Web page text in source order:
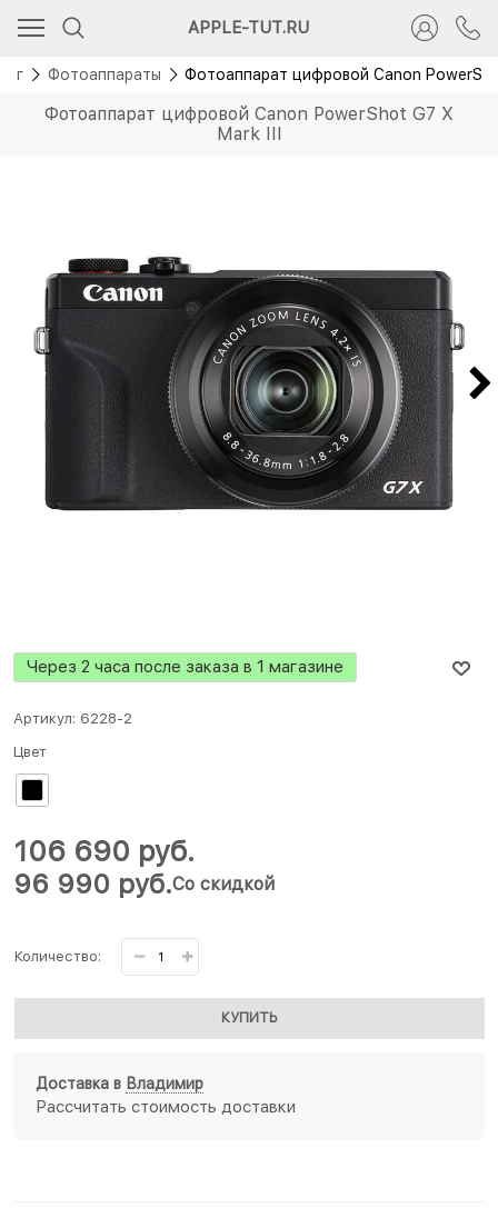
APPLE-TUT.RU
Фотоаппараты Фотоаппарат цифровой Canon
Фотоаппарат цифровой Canon PowerShot G7 X
Mark III
Новинка
Через 2 часа после заказа в 1 магазине
Артикул: 6228-2
Цвет
96 990 руб.Со скидкой
106 690 руб.
Количество:
КУПИТЬ
Доставка в Владимир
Рассчитать стоимость доставки